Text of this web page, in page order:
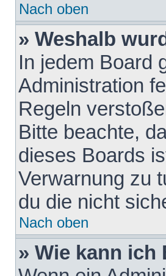
Nach oben
» Weshalb
In jedem Board
Administration
Regeln
Bitte beachte,
dieses Boards
Verwarnung zu
du die nicht
Nach oben
» Wie kann ich